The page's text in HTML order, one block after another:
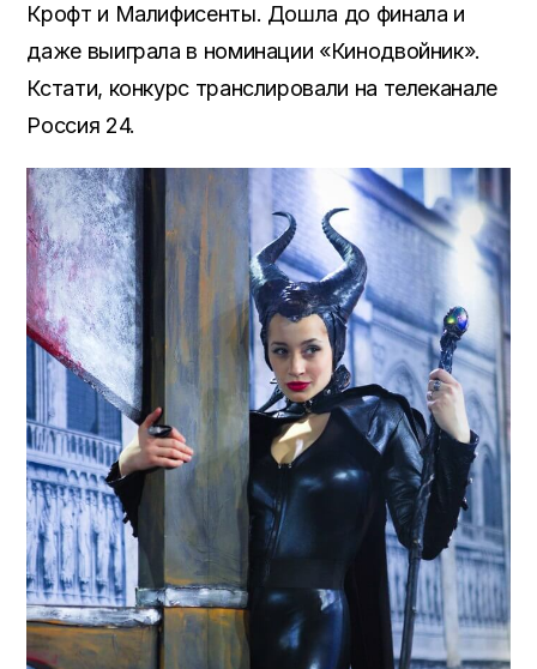
Крофт и Малифисенты. Дошла до финала и
даже выиграла в номинации «Кинодвойник».
Кстати, конкурс транслировали на телеканале
Россия 24.